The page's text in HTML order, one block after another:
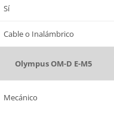
Sí
Cable o Inalámbrico
Olympus OM-D E-M5
Mecánico